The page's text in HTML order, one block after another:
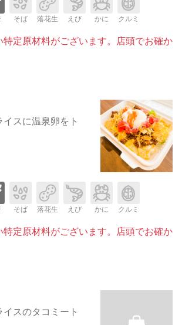
そば 落花生 えび かに クルミ
定原材料がございます。店頭でお確か
スに温泉卵をト
そば 落花生 えび かに クルミ
定原材料がございます。店頭でお確か
スのタコミート